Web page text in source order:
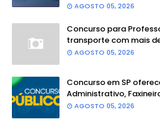
AGOSTO 05, 2026
Concurso para
transporte com mais
AGOSTO 05, 2026
Concurso em SP
Administrativo,
AGOSTO 05, 2026